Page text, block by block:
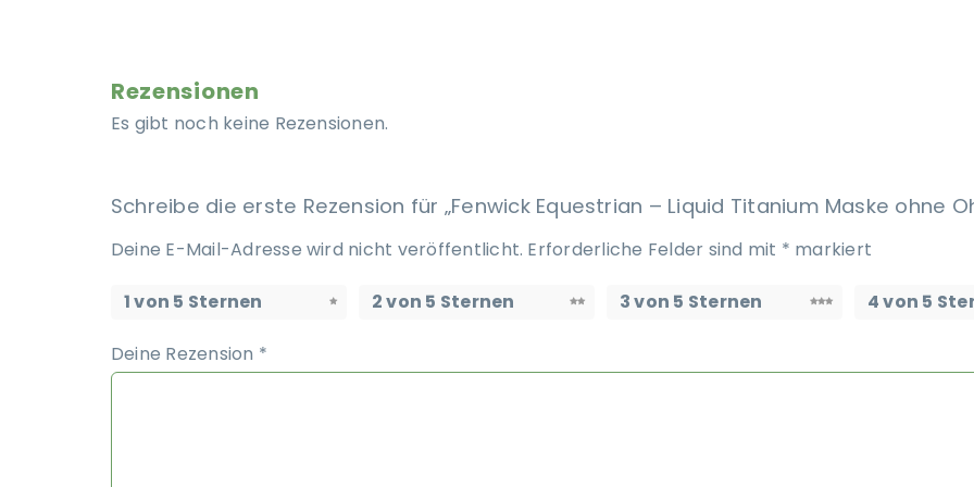
Rezensionen
Es gibt noch keine Rezensionen.
Schreibe die erste Rezension für „Fenwick Equestrian – Liquid Titanium Maske ohne
Deine E-Mail-Adresse wird nicht veröffentlicht. Erforderliche Felder sind mit * markiert
1 von 5 Sternen 2 von 5 Sternen 3 von 5 Sternen 4 von 5
Deine Rezension *